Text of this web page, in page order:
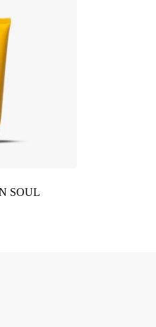
SOUL